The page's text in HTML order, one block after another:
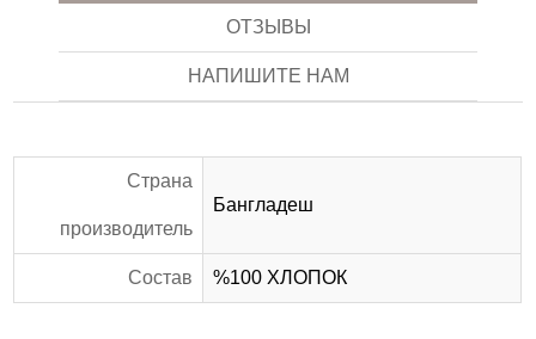
ОТЗЫВЫ
НАПИШИТЕ НАМ
Страна
производитель
Бангладеш
Состав %100 ХЛОПОК